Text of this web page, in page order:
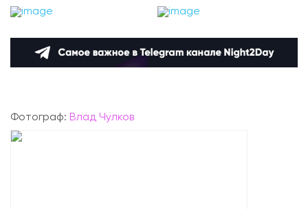
Фотограф: Влад Чулков